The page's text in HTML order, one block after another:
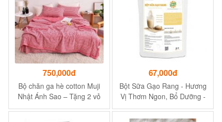
750,000đ
Bộ chăn ga hè cotton Muji
Nhật Ánh Sao – Tặng 2 vỏ
gối nằm - Màu đỏ ngọt
67,000đ
Bột Sữa Gạo Rang - Hương
Vị Thơm Ngon, Bổ Dưỡng -
Khối Lượng 500g